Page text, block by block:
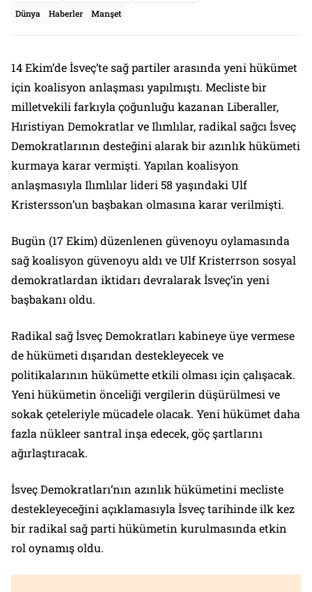
Dünya Haberler Manşet
14 Ekim’de İsveç’te sağ partiler arasında yeni hükümet
için koalisyon anlaşması yapılmıştı. Mecliste bir
milletvekili farkıyla çoğunluğu kazanan Liberaller,
Hıristiyan Demokratlar ve Ilımlılar, radikal sağcı İsveç
Demokratlarının desteğini alarak bir azınlık hükümeti
kurmaya karar vermişti. Yapılan koalisyon
anlaşmasıyla Ilımlılar lideri 58 yaşındaki Ulf
Kristersson’un başbakan olmasına karar verilmişti.
Bugün (17 Ekim) düzenlenen güvenoyu oylamasında
sağ koalisyon güvenoyu aldı ve Ulf Kristerrson sosyal
demokratlardan iktidarı devralarak İsveç’in yeni
başbakanı oldu.
Radikal sağ İsveç Demokratları kabineye üye vermese
de hükümeti dışarıdan destekleyecek ve
politikalarının hükümette etkili olması için çalışacak.
Yeni hükümetin önceliği vergilerin düşürülmesi ve
sokak çeteleriyle mücadele olacak. Yeni hükümet daha
fazla nükleer santral inşa edecek, göç şartlarını
ağırlaştıracak.
İsveç Demokratları’nın azınlık hükümetini mecliste
destekleyeceğini açıklamasıyla İsveç tarihinde ilk kez
bir radikal sağ parti hükümetin kurulmasında etkin
rol oynamış oldu.